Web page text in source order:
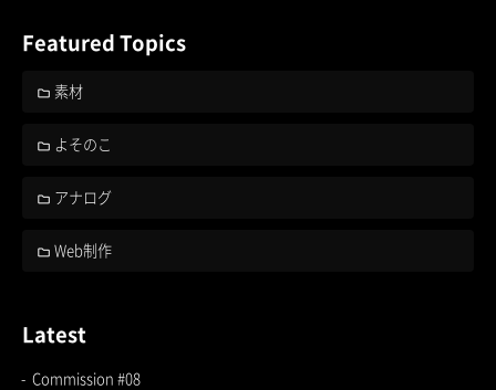
Featured Topics
素材
よそのこ
アナログ
Web制作
Latest
Commission #08